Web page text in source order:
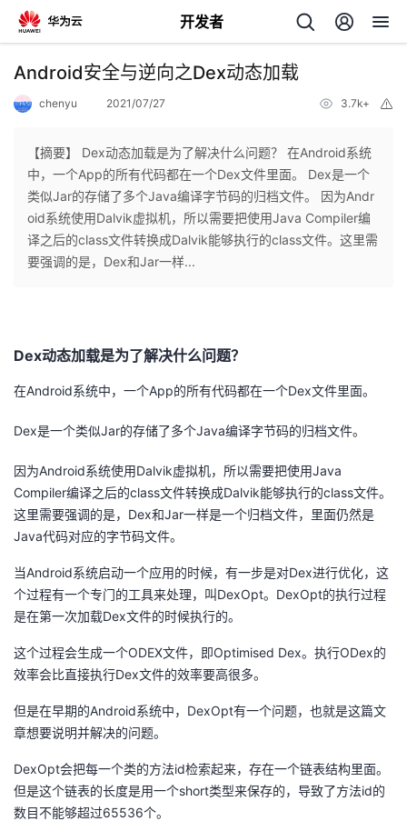
开发者
返
个
人
页
我
开
发
者
的
博
客
我
的
论
坛
我
的
圈
子
我
的
直
我
的
动
我
关
的
我
Android安全与逆向之Dex动态加载
chenyu 2021/07/27 3.7k+
【摘要】 Dex动态加载是为了解决什么问题？ 在Android系统
中，一个App的所有代码都在一个Dex文件里面。 Dex是一个
类似Jar的存储了多个Java编译字节码的归档文件。 因为Andr
oid系统使用Dalvik虚拟机，所以需要把使用Java Compiler编
译之后的class文件转换成Dalvik能够执行的class文件。这里需
要强调的是，Dex和Jar一样...
Dex动态加载是为了解决什么问题？
在Android系统中，一个App的所有代码都在一个Dex文件里面。
Dex是一个类似Jar的存储了多个Java编译字节码的归档文件。
因为Android系统使用Dalvik虚拟机，所以需要把使用Java
Compiler编译之后的class文件转换成Dalvik能够执行的class文件。
这里需要强调的是，Dex和Jar一样是一个归档文件，里面仍然是
Java代码对应的字节码文件。
当Android系统启动一个应用的时候，有一步是对Dex进行优化，这
个过程有一个专门的工具来处理，叫DexOpt。DexOpt的执行过程
是在第一次加载Dex文件的时候执行的。
这个过程会生成一个ODEX文件，即Optimised Dex。执行ODex的
效率会比直接执行Dex文件的效率要高很多。
但是在早期的Android系统中，DexOpt有一个问题，也就是这篇文
章想要说明并解决的问题。
DexOpt会把每一个类的方法id检索起来，存在一个链表结构里面。
但是这个链表的长度是用一个short类型来保存的，导致了方法id的
数目不能够超过65536个。